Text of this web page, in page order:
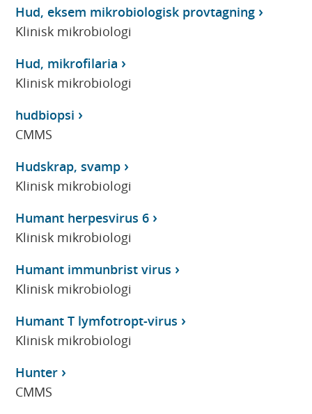
Hud, eksem mikrobiologisk provtagning
Klinisk mikrobiologi
Hud, mikrofilaria
Klinisk mikrobiologi
hudbiopsi
CMMS
Hudskrap, svamp
Klinisk mikrobiologi
Humant herpesvirus 6
Klinisk mikrobiologi
Humant immunbrist virus
Klinisk mikrobiologi
Humant T lymfotropt-virus
Klinisk mikrobiologi
Hunter
CMMS